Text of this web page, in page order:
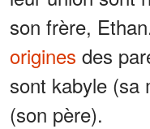
son frère,
origines des
sont kabyle (sa
(son père).